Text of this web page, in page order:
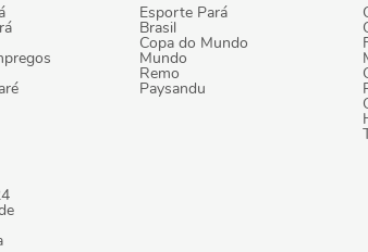
Esporte Pará
Brasil
Copa do Mundo
Mundo
Remo
Paysandu